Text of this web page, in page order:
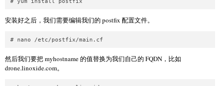
安装好之后，我们需要编辑我们的 postfix 配置文件。
然后我们要把 myhostname 的值替换为我们自己的 FQDN，比如
drone.linoxide.com。